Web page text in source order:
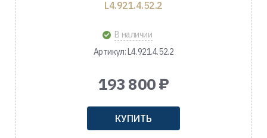
L4.921.4.52.2
В наличии
Артикул: L4.921.4.52.2
193 800 ₽
КУПИТЬ